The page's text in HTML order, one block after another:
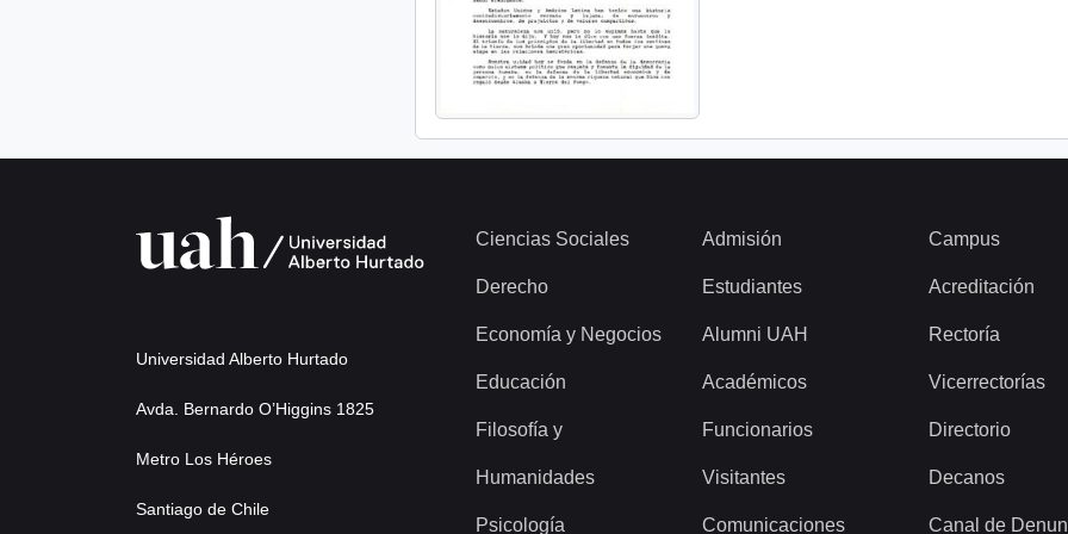
Universidad Alberto Hurtado
Avda. Bernardo O’Higgins 1825
Metro Los Héroes
Santiago de Chile
Ciencias Sociales
Derecho
Economía y Negocios
Educación
Filosofía y
Humanidades
Psicología
Admisión
Estudiantes
Alumni UAH
Académicos
Funcionarios
Visitantes
Comunicaciones
Campus
Acreditación
Rectoría
Vicerrectorías
Directorio
Decanos
Canal de